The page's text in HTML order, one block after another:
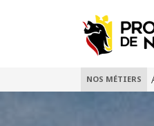
NOS MÉTIERS